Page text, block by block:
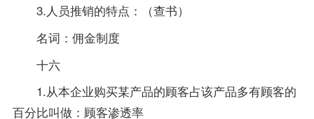
3.人员推销的特点：（查书）
名词：佣金制度
十六
1.从本企业购买某产品的顾客占该产品多有顾客的
百分比叫做：顾客渗透率